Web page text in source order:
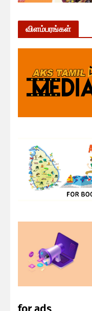
விளம்பரங்கள்